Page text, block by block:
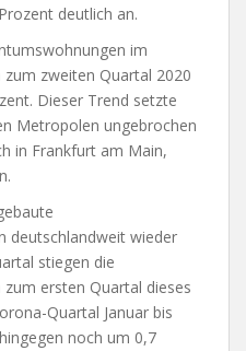
deutlich an.
im
zweiten Quartal 2020
Dieser Trend setzte
Metropolen ungebrochen
in Frankfurt am Main,
deutschlandweit wieder
stiegen die
ersten Quartal dieses
Quartal Januar bis
noch um 0,7